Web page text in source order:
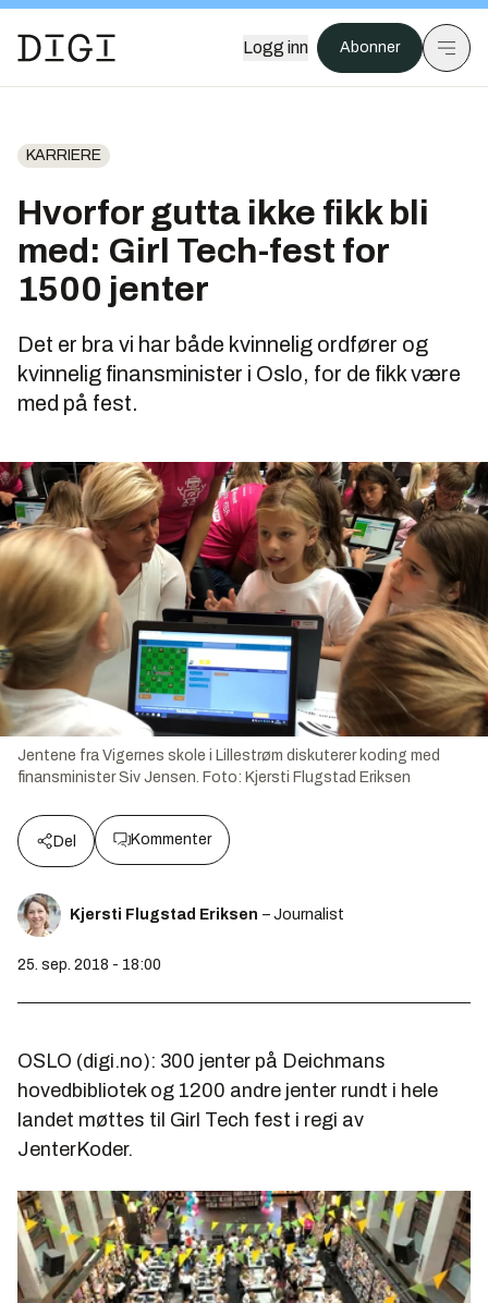
Logg inn Abonner
KARRIERE
Hvorfor gutta ikke fikk bli
med: Girl Tech-fest for
1500 jenter
Det er bra vi har både kvinnelig ordfører og
kvinnelig finansminister i Oslo, for de fikk være
med på fest.
Jentene fra Vigernes skole i Lillestrøm diskuterer koding med
finansminister Siv Jensen. Foto: Kjersti Flugstad Eriksen
Del Kommenter
Kjersti Flugstad Eriksen – Journalist
25. sep. 2018 - 18:00
OSLO (digi.no): 300 jenter på Deichmans
hovedbibliotek og 1200 andre jenter rundt i hele
landet møttes til Girl Tech fest i regi av
JenterKoder.